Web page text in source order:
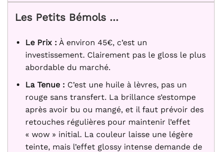
Les Petits Bémols …
Le Prix : À environ 45€, c’est un
investissement. Clairement pas le gloss le plus
abordable du marché.
La Tenue : C’est une huile à lèvres, pas un
rouge sans transfert. La brillance s’estompe
après avoir bu ou mangé, et il faut prévoir des
retouches régulières pour maintenir l’effet
« wow » initial. La couleur laisse une légère
teinte, mais l’effet glossy intense demande de